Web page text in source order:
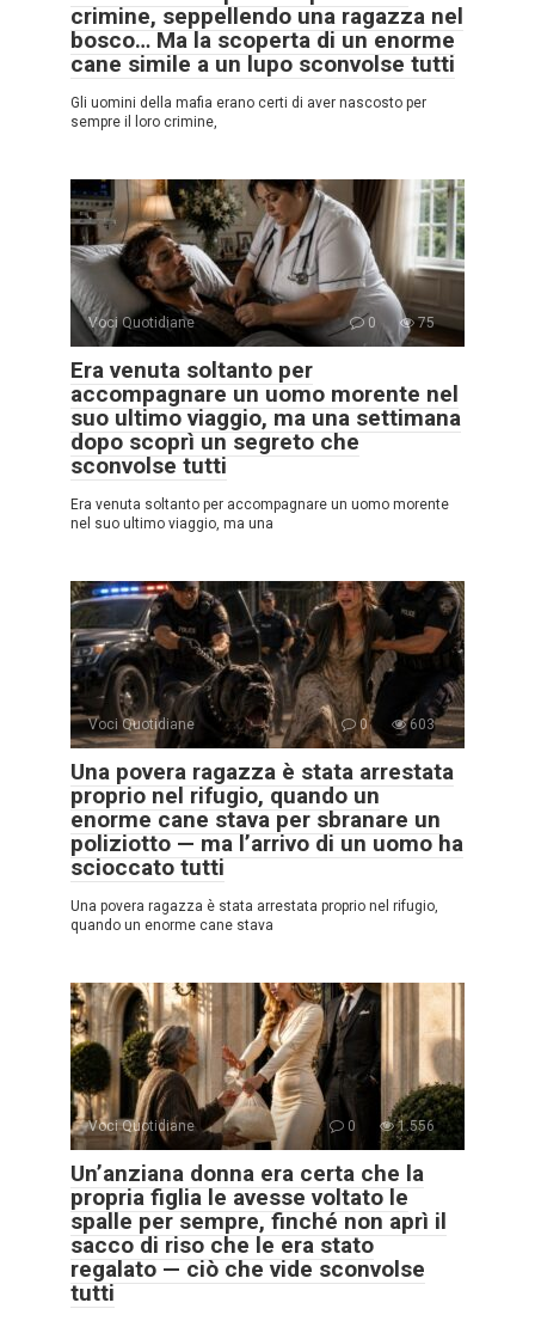
crimine, seppellendo una ragazza nel
bosco… Ma la scoperta di un enorme
cane simile a un lupo sconvolse tutti
Gli uomini della mafia erano certi di aver nascosto per
sempre il loro crimine,
Voci Quotidiane 0 75
Era venuta soltanto per
accompagnare un uomo morente nel
suo ultimo viaggio, ma una settimana
dopo scoprì un segreto che
sconvolse tutti
Era venuta soltanto per accompagnare un uomo morente
nel suo ultimo viaggio, ma una
Voci Quotidiane 0 603
Una povera ragazza è stata arrestata
proprio nel rifugio, quando un
enorme cane stava per sbranare un
poliziotto — ma l’arrivo di un uomo ha
scioccato tutti
Una povera ragazza è stata arrestata proprio nel rifugio,
quando un enorme cane stava
Voci Quotidiane 0 1.556
Un’anziana donna era certa che la
propria figlia le avesse voltato le
spalle per sempre, finché non aprì il
sacco di riso che le era stato
regalato — ciò che vide sconvolse
tutti